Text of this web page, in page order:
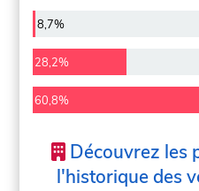
8,7%
28,2%
60,8%
Découvrez les
l'historique des